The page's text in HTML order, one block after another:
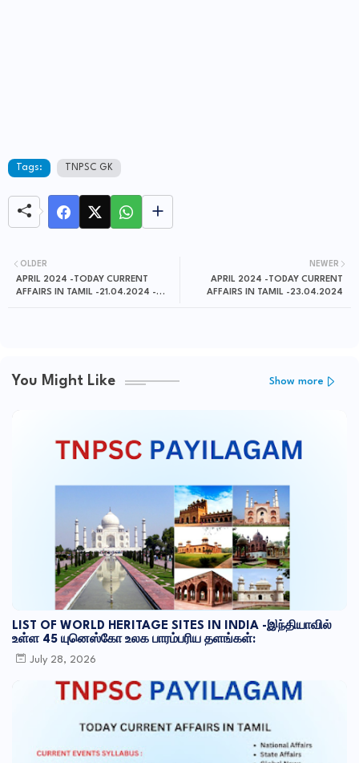
Tags: TNPSC GK
NEWER
APRIL 2024 -TODAY CURRENT
AFFAIRS IN TAMIL -23.04.2024
OLDER
APRIL 2024 -TODAY CURRENT
AFFAIRS IN TAMIL -21.04.2024 -
You Might Like Show more
LIST OF WORLD HERITAGE SITES IN INDIA -இந்தியாவில்
உள்ள 45 யுனெஸ்கோ உலக பாரம்பரிய தளங்கள்:
July 28, 2026